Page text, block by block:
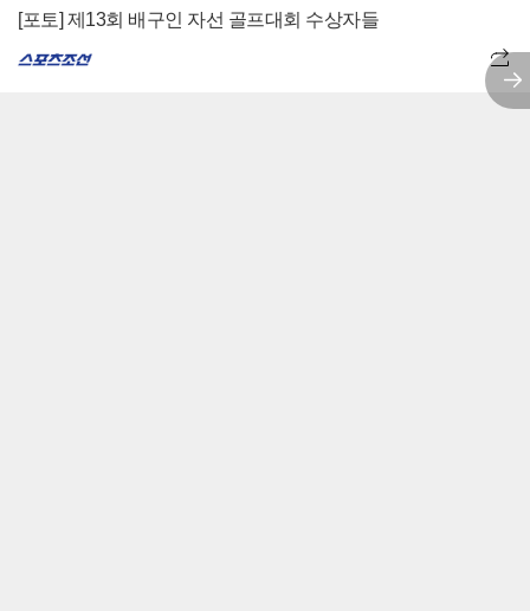
[포토] 제13회 배구인 자선 골프대회 수상자들